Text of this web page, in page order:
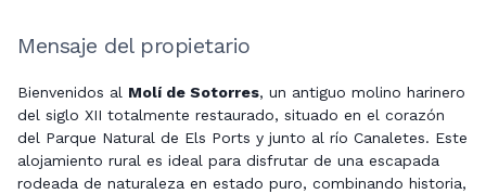
Mensaje del propietario
Bienvenidos al Molí de Sotorres, un antiguo molino harinero
del siglo XII totalmente restaurado, situado en el corazón
del Parque Natural de Els Ports y junto al río Canaletes. Este
alojamiento rural es ideal para disfrutar de una escapada
rodeada de naturaleza en estado puro, combinando historia,